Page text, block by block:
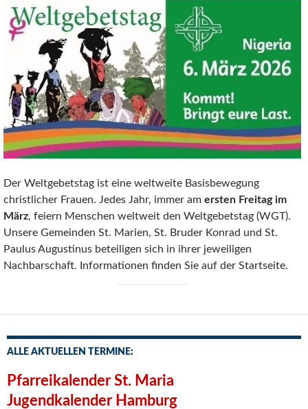
Der Weltgebetstag ist eine weltweite Basisbewegung
christlicher Frauen. Jedes Jahr, immer am ersten Freitag im
März, feiern Menschen weltweit den Weltgebetstag (WGT).
Unsere Gemeinden St. Marien, St. Bruder Konrad und St.
Paulus Augustinus beteiligen sich in ihrer jeweiligen
Nachbarschaft. Informationen finden Sie auf der Startseite.
ALLE AKTUELLEN TERMINE:
Pfarreikalender St. Maria
Jugendkalender Hamburg